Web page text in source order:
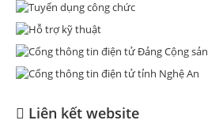
Liên kết website